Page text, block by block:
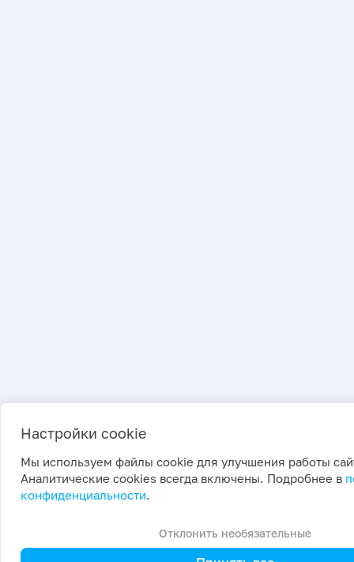
Настройки cookie
Мы используем файлы cookie для улучшения работы
Аналитические cookies всегда включены. Подробнее в
конфиденциальности.
Отклонить необязательные